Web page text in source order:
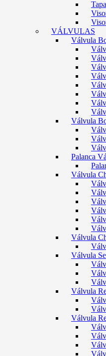
VÁLVULAS
Válvula
Válvula
Palanca
Válvula
Válvula
Válvula
Válvula
Válvula